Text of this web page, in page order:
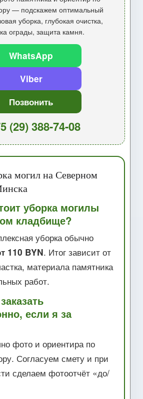
— подскажем оптимальный
уборка, глубокая очистка,
ограды, защита камня.
WhatsApp
Viber
Позвонить
(29) 388-74-08
могил на Северном
уборка могилы
кладбище?
уборка обычно
110 BYN. Итог зависит от
материала памятника
работ.
если я за
фото и ориентира по
Согласуем смету и при
сделаем фотоотчёт «до/